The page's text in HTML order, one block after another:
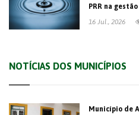
PRR na
16 Jul., 2026
NOTÍCIAS DOS MUNICÍPIOS
Município de